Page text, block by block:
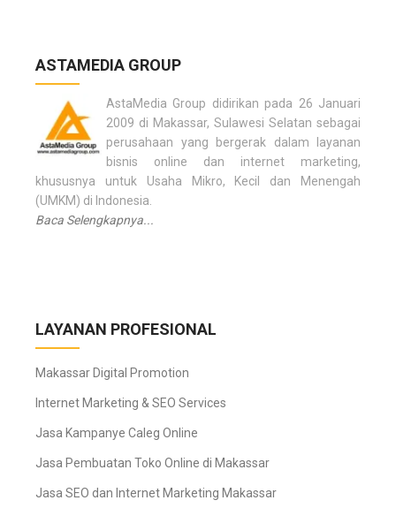
ASTAMEDIA GROUP
AstaMedia Group didirikan pada 26 Januari
2009 di Makassar, Sulawesi Selatan sebagai
perusahaan yang bergerak dalam layanan
bisnis online dan internet marketing,
khususnya untuk Usaha Mikro, Kecil dan Menengah
(UMKM) di Indonesia.
Baca Selengkapnya...
LAYANAN PROFESIONAL
Makassar Digital Promotion
Internet Marketing & SEO Services
Jasa Kampanye Caleg Online
Jasa Pembuatan Toko Online di Makassar
Jasa SEO dan Internet Marketing Makassar